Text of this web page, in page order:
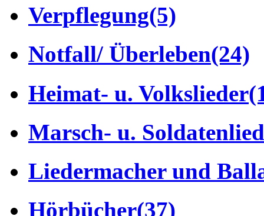
Verpflegung(5)
Notfall/ Überleben(24)
Heimat- u. Volkslieder
Marsch- u.
Liedermacher und
Hörbücher(37)